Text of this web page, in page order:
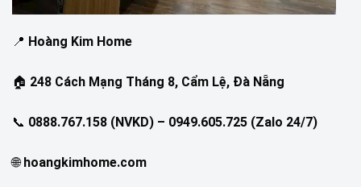
📍 Hoàng Kim Home
🏠 248 Cách Mạng Tháng 8, Cẩm Lệ, Đà Nẵng
📞 0888.767.158 (NVKD) – 0949.605.725 (Zalo 24/7)
🌐hoangkimhome.com